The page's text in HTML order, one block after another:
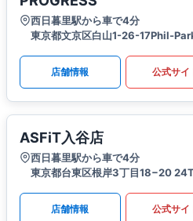
西日暮里駅から車で4分
東京都文京区白山1-26-17Phil-
店舗情報 公式サイ
ASFiT入谷店
西日暮里駅から車で4分
東京都台東区根岸3丁目18−20
店舗情報 公式サイ